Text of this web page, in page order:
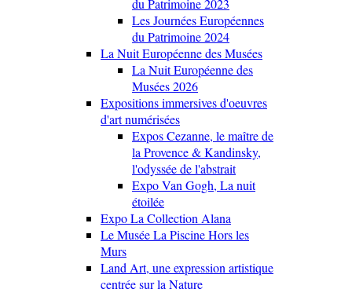
du Patrimoine 2023
Les Journées Européennes
du Patrimoine 2024
La Nuit Européenne des Musées
La Nuit Européenne des
Musées 2026
Expositions immersives d'oeuvres
d'art numérisées
Expos Cezanne, le maître de
la Provence & Kandinsky,
l'odyssée de l'abstrait
Expo Van Gogh, La nuit
étoilée
Expo La Collection Alana
Le Musée La Piscine Hors les
Murs
Land Art, une expression artistique
centrée sur la Nature